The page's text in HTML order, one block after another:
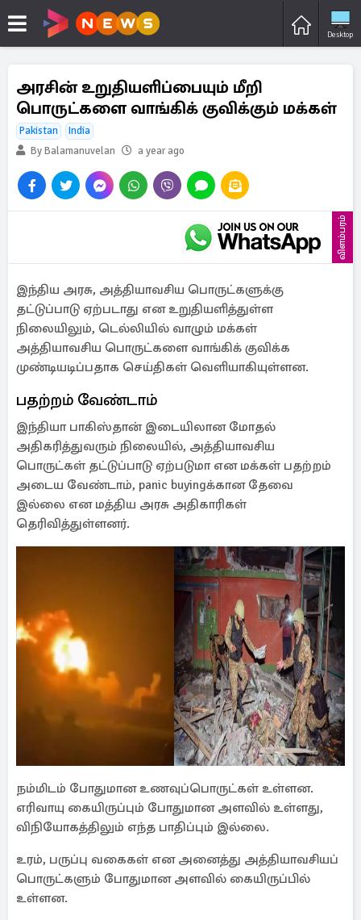
Desktop
அரசின் உறுதியளிப்பையும் மீறி
பொருட்களை வாங்கிக் குவிக்கும் மக்கள்
Pakistan
India
By Balamanuvelan
a year ago
விளம்பரம்
இந்திய அரசு, அத்தியாவசிய பொருட்களுக்கு
தட்டுப்பாடு ஏற்படாது என உறுதியளித்துள்ள
நிலையிலும், டெல்லியில் வாழும் மக்கள்
அத்தியாவசிய பொருட்களை வாங்கிக் குவிக்க
முண்டியடிப்பதாக செய்திகள் வெளியாகியுள்ளன.
பதற்றம் வேண்டாம்
இந்தியா பாகிஸ்தான் இடையிலான மோதல்
அதிகரித்துவரும் நிலையில், அத்தியாவசிய
பொருட்கள் தட்டுப்பாடு ஏற்படுமா என மக்கள் பதற்றம்
அடைய வேண்டாம், panic buyingக்கான தேவை
இல்லை என மத்திய அரசு அதிகாரிகள்
தெரிவித்துள்ளனர்.
நம்மிடம் போதுமான உணவுப்பொருட்கள் உள்ளன.
எரிவாயு கையிருப்பும் போதுமான அளவில் உள்ளது,
விநியோகத்திலும் எந்த பாதிப்பும் இல்லை.
உரம், பருப்பு வகைகள் என அனைத்து அத்தியாவசியப்
பொருட்களும் போதுமான அளவில் கையிருப்பில்
உள்ளன.